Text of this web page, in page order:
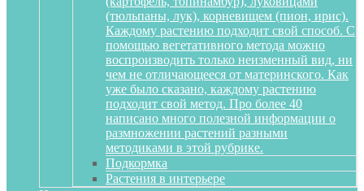
(тюльпаны, лук), корневищем (пион, ирис).
Каждому растению подходит свой способ. С
помощью вегетативного метода можно
воспроизводить только неизменный вид, ни
чем не отличающееся от материнского. Как
уже было сказано, каждому растению
подходит свой метод. Про более 40
написано много полезной информации о
размножении растений разными
методиками в этой рубрике.
Подкормка
Растения в интерьере